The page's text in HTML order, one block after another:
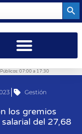
07:00 a 17:30
Gestión
los gremios
del 27,68